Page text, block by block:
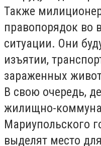
Также
правопорядок во
ситуации. Они
изъятии,
зараженных
В свою очередь,
жилищно-
Мариупольского
выделят место